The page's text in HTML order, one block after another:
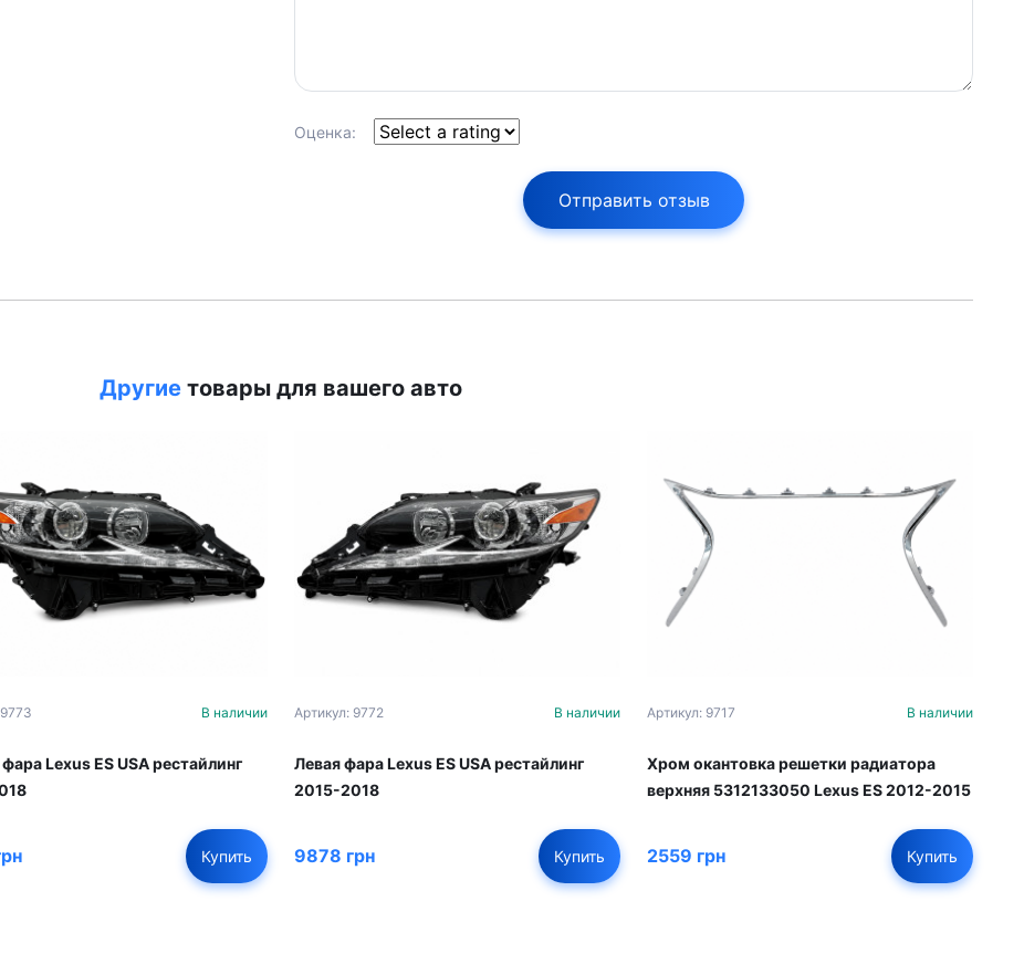
Оценка:
Отправить отзыв
Другие товары для вашего авто
В наличии
Lexus ES USA рестайлинг
Купить
Артикул: 9772 В наличии
Левая фара Lexus ES USA рестайлинг
2015-2018
9878 грн Купить
Артикул: 9717 В наличии
Хром окантовка решетки радиатора
верхняя 5312133050 Lexus ES 2012-2015
2559 грн Купить